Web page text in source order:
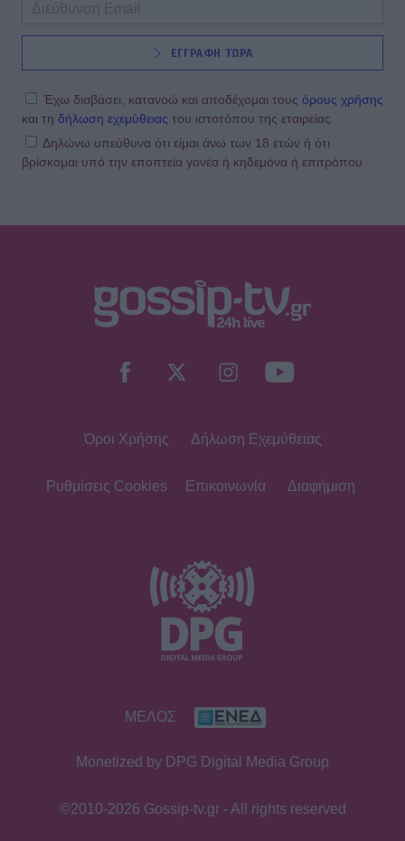
ΕΓΓΡΑΦΗ ΤΩΡΑ
Έχω διαβάσει, κατανοώ και αποδέχομαι τους όρους χρήσης
και τη δήλωση εχεμύθειας του ιστοτόπου της εταιρείας
Δηλώνω υπεύθυνα ότι είμαι άνω των 18 ετών ή ότι
βρίσκομαι υπό την εποπτεία γονέα ή κηδεμόνα ή επιτρόπου
Όροι Χρήσης Δήλωση Εχεμύθειας
Ρυθμίσεις Cookies Επικοινωνία Διαφήμιση
ΜΕΛΟΣ
Monetized by DPG Digital Media Group
©2010-2026 Gossip-tv.gr - All rights reserved